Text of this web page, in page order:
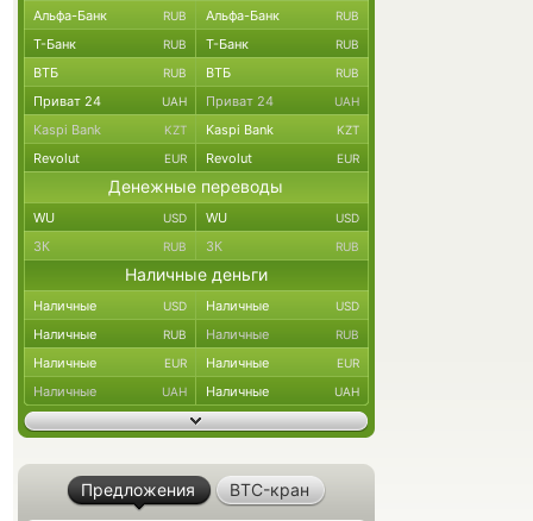
Альфа-Банк RUB Альфа-Банк RUB
Т-Банк RUB Т-Банк RUB
ВТБ RUB ВТБ RUB
Приват 24 UAH Приват 24 UAH
Kaspi Bank KZT Kaspi Bank KZT
Revolut EUR Revolut EUR
Денежные переводы
WU USD WU USD
ЗК RUB ЗК RUB
Наличные деньги
Наличные USD Наличные USD
Наличные RUB Наличные RUB
Наличные EUR Наличные EUR
Наличные UAH Наличные UAH
Предложения BTC-кран